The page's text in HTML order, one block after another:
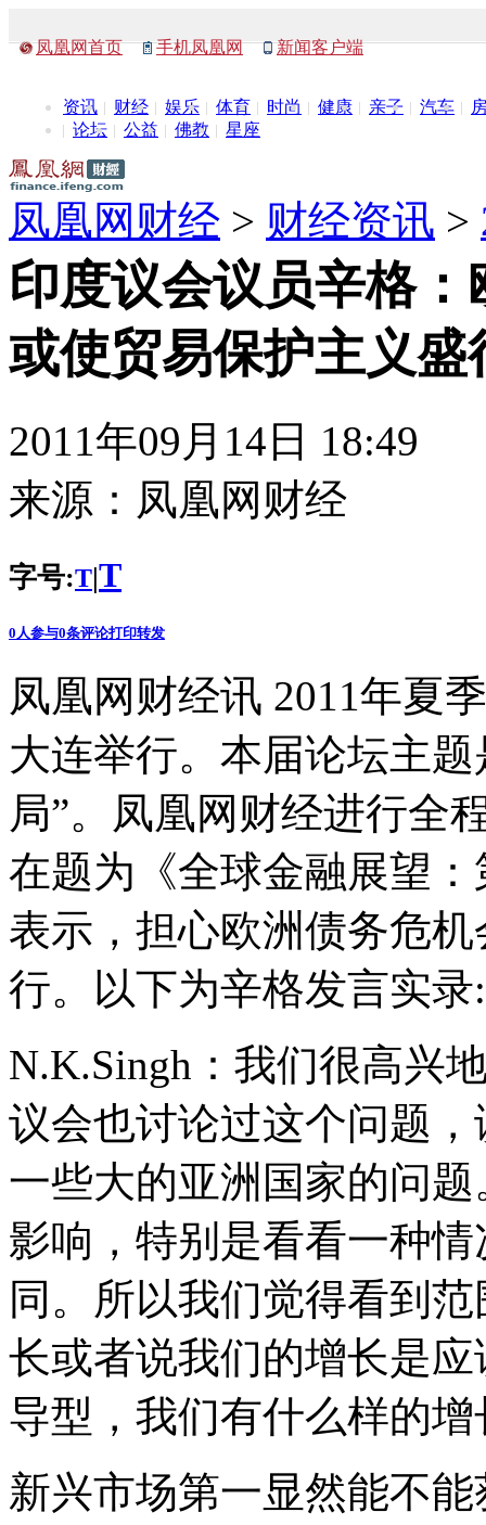
凤凰网首页 手机凤凰网 新闻客户端
资讯 财经 娱乐 体育 时尚 健康 亲子 汽车
论坛
公益 佛教 星座
凤凰网财经 > 财经资讯 >
印度议会议员辛格：
或使贸易保护主义盛
2011年09月14日 18:49
来源： 凤凰网财经
字号:T|T
0 人参与0条评论打印转发
凤凰网财经讯 2011年夏季
大连举行。本届论坛主
局”。凤凰网财经进行全
在题为《全球金融展望
表示，担心欧洲债务危
行。以下为辛格发言实录:
N.K.Singh：我们很高兴
议会也讨论过这个问题
一些大的亚洲国家的问
影响，特别是看看一种
同。所以我们觉得看到
长或者说我们的增长是
导型，我们有什么样的
新兴市场第一显然能不